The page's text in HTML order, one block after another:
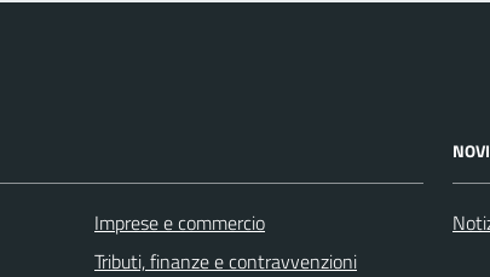
Imprese e commercio
Tributi, finanze e contravvenzioni